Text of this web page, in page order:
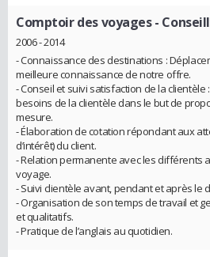
Comptoir des voyages-
2006 - 2014
- Connaissance des destinations :
meilleure connaissance de notre offre.
- Conseil et suivi satisfaction de la clientèle
besoins de la clientèle dans le but de
mesure.
- Élaboration de cotation répondant aux
d’intérêt) du client.
- Relation permanente avec les différents
voyage.
- Suivi clientèle avant, pendant et après le
- Organisation de son temps de travail et
et qualitatifs.
- Pratique de l’anglais au quotidien.